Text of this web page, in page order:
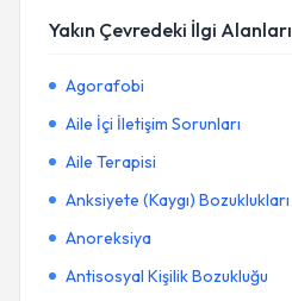
Yakın Çevredeki İlgi Alanları
Agorafobi
Aile İçi İletişim Sorunları
Aile Terapisi
Anksiyete (Kaygı) Bozuklukları
Anoreksiya
Antisosyal Kişilik Bozukluğu